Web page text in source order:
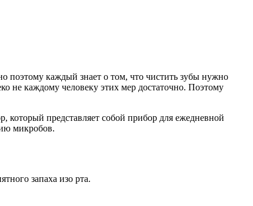
поэтому каждый знает о том, что чистить зубы нужно
не каждому человеку этих мер достаточно. Поэтому
который представляет собой прибор для ежедневной
микробов.
запаха изо рта.